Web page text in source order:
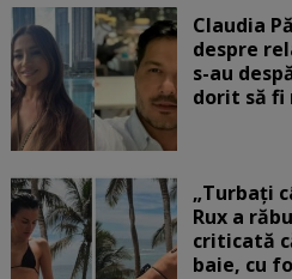
Claudia
despre
s-au
dorit să fi
„Turbați
Rux a
criticată
baie, cu